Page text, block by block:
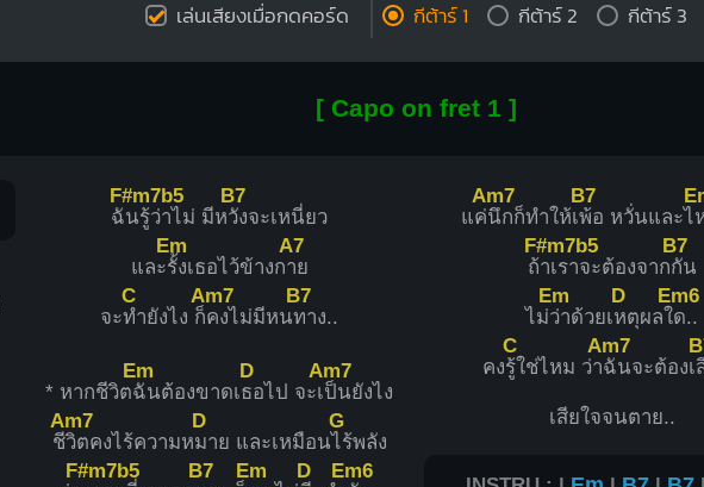
เล่นเสียงเมื่อกดคอร์ด กีต้าร์ 1 กีต้าร์ 2 กีต้าร์ 3
[ Capo on fret 1 ]
ฉั
F#m7b5
นรู้ว่าไม่ มีห
B7
วังจะเหนี่ยว
และ
Em
รั้งเธอไว้ข้างก
A7
าย
จะ
C
ทำยังไง ก็
Am7
คงไม่มีหน
B7
ทาง..
* หากชีวิต
Em
ฉันต้องขาดเ
D
ธอไป จะเ
Am7
ป็นยังไง
ชี
Am7
วิตคงไร้ความห
D
มาย และเหมือน
G
ไร้พลัง
F#m7b5 B7 Em D Em6
แค่
Am7
นึกก็ทำให้เ
B7
พ้อ หวั่นและไ
ถ้
F#m7b5
าเราจะต้องจาก
B7
กัน
ไม่
Em
ว่าด้วยเ
D
หตุผลใ
Em6
ด..
คง
C
รู้ใช่ไหม ว่า
Am7
ฉันจะต้องเ
เสียใจจนตาย..